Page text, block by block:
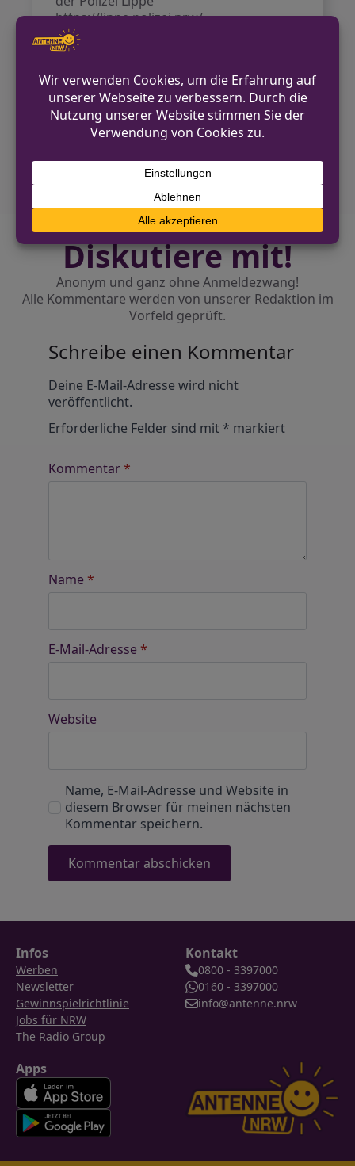
https://lippe.polizei.nrw/.
VORHERIGER BEITRAG
Versuchter Einbruch in Gaststätte in Lage-
Heiden
NÄCHSTER BEITRAG
Mercedes-Sprinter in Harsewinkel gestohlen
Diskutiere mit!
Anonym und ganz ohne Anmeldezwang!
Alle Kommentare werden von unserer Redaktion im
Vorfeld geprüft.
Schreibe einen Kommentar
Deine E-Mail-Adresse wird nicht
veröffentlicht.
Erforderliche Felder sind mit * markiert
Kommentar*
Name *
E-Mail-Adresse *
Website
Name, E-Mail-Adresse und Website in
diesem Browser für meinen nächsten
Kommentar speichern.
Infos
Werben
Newsletter
Gewinnspielrichtlinie
Jobs für NRW
The Radio Group
Kontakt
0800 - 3397000
0160 - 3397000
info@antenne.nrw
Apps